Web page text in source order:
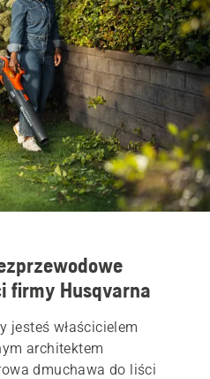
firmy Husqvarna
jesteś właścicielem
architektem
dmuchawa do liści